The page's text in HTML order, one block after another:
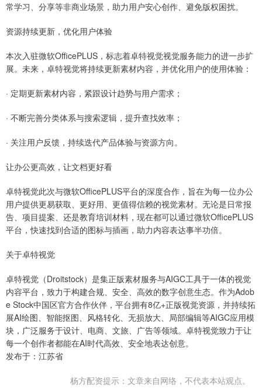
常学习、分享等非商业场景，助力用户安心创作、避免版权困扰。
资源持续更新，优化用户体验
本次入驻微软OfficePLUS，标志着卓特视觉视觉服务能力的进一步扩
展。未来，卓特视觉将持续更新素材内容，并优化用户的使用体验：
· 定期更新素材内容，紧跟设计趋势与用户需求；
· 不断完善分类体系与搜索逻辑，提升查找效率；
· 关注用户反馈，持续迭代产品体验与资源方向。
让办公更高效，让文档更好看
卓特视觉此次与微软OfficePLUS平台的深度合作，旨在为每一位办公
用户提供更易获取、更好用、更值得信赖的视觉素材。无论是日常报
告、项目提案、还是教育培训材料，现在都可以通过微软OfficePLUS
平台，快速找到合适的图标与插画，助力内容表达事半功倍。
关于卓特视觉
卓特视觉（Droitstock）是集正版素材服务与AIGC工具于一体的视觉
内容平台，致力于构建合规、安全、高效的数字创意生态。作为Adob
e Stock中国区官方合作伙伴，平台拥有8亿+正版视觉资源，并持续拓
展AI绘图、智能抠图、风格转化、无损放大、局部编辑等AIGC应用模
块，广泛服务于设计、电商、文旅、广告等领域。卓特视觉致力于让
每一个创作者都能在AI时代高效、安全地表达创意。
发布于：江苏省
杨方配资提示：文章来自网络，不代表本站观点。